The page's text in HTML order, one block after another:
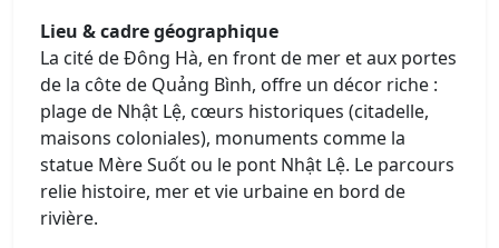
Lieu & cadre géographique
La cité de Đông Hà, en front de mer et aux portes
de la côte de Quảng Bình, offre un décor riche :
plage de Nhật Lệ, cœurs historiques (citadelle,
maisons coloniales), monuments comme la
statue Mère Suốt ou le pont Nhật Lệ. Le parcours
relie histoire, mer et vie urbaine en bord de
rivière.